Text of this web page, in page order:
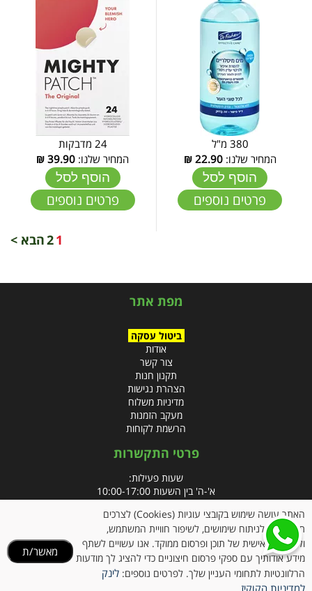
380 מ"ל
המחיר שלנו:22.90
₪
הוסף לסל
פרטים נוספים
24 מדבקות
המחיר שלנו: 39.90
₪
הוסף לסל
פרטים נוספים
1
2הבא >
מפת אתר
ביטול עסקה
אודות
צור קשר
תקנון חנות
הצהרת נגישות
מדיניות משלוח
מעקב הזמנות
הרשמת לקוחות
פרטי התקשרות
שעות פעילות:
א'-ה' בין השעות 10:00-17:00
טלפון:
פקס: 09-8666832
אימייל: info@clubpharm.co.il
כתובת : קניון M הדרך, צומת ינאי, מושב בית חירות 40291
האתר עושה שימוש בקובצי עוגיות (Cookies) לצרכים
תפעוליים, לניתוח שימושים, לשיפור חוויית המשתמש,
ולהתאמה אישית של תוכן ופרסום ממוקד. אנו עשויים לשתף
מידע אודותיך עם ספקי פרסום חיצוניים כדי להציג לך מודעות
הרלוונטיות לתחומי העניין שלך. לפרטים נוספים: לינק
למדיניות הקוקיז
מאשר/ת